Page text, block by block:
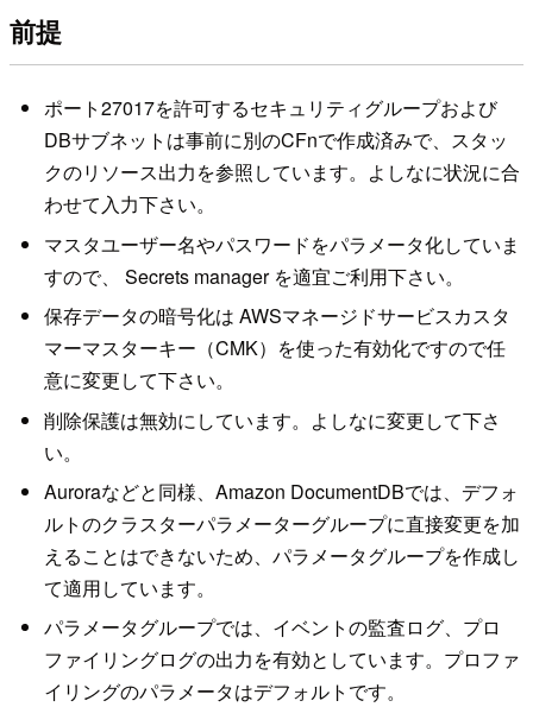
前提
ポート27017を許可するセキュリティグループおよび
DBサブネットは事前に別のCFnで作成済みで、スタッ
クのリソース出力を参照しています。よしなに状況に合
わせて入力下さい。
マスタユーザー名やパスワードをパラメータ化していま
すので、 Secrets manager を適宜ご利用下さい。
保存データの暗号化は AWSマネージドサービスカスタ
マーマスターキー（CMK）を使った有効化ですので任
意に変更して下さい。
削除保護は無効にしています。よしなに変更して下さ
い。
Auroraなどと同様、Amazon DocumentDBでは、デフォ
ルトのクラスターパラメーターグループに直接変更を加
えることはできないため、パラメータグループを作成し
て適用しています。
パラメータグループでは、イベントの監査ログ、プロ
ファイリングログの出力を有効としています。プロファ
イリングのパラメータはデフォルトです。